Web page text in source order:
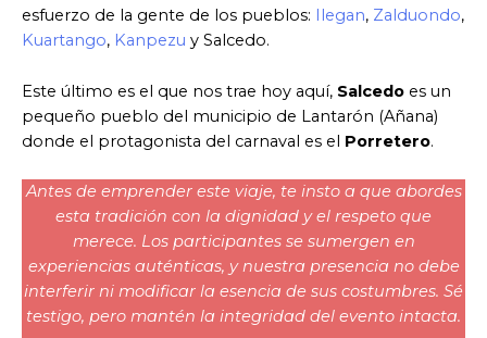
esfuerzo de la gente de los pueblos: Ilegan, Zalduondo,
Kuartango, Kanpezu y Salcedo.
Este último es el que nos trae hoy aquí, Salcedo es un
pequeño pueblo del municipio de Lantarón (Añana)
donde el protagonista del carnaval es el Porretero.
Antes de emprender este viaje, te insto a que abordes
esta tradición con la dignidad y el respeto que
merece. Los participantes se sumergen en
experiencias auténticas, y nuestra presencia no debe
interferir ni modificar la esencia de sus costumbres. Sé
testigo, pero mantén la integridad del evento intacta.